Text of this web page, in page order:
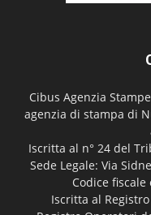
Cibus Agenzia
agenzia di stampa di
Iscritta al n° 24 del
Sede Legale: Via
Codice
Iscritta al